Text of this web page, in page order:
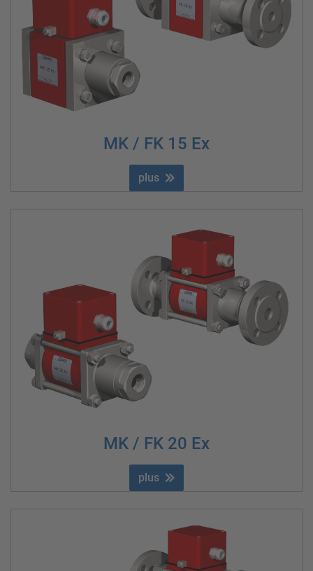
MK / FK 15 Ex
plus
MK / FK 20 Ex
plus